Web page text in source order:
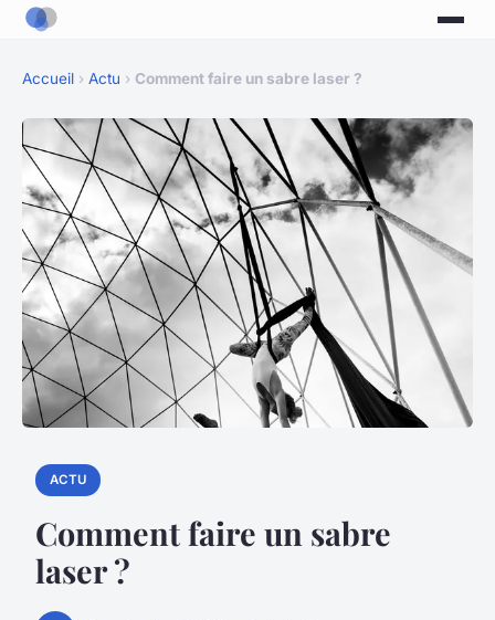
Accueil › Actu › Comment faire un sabre laser ?
ACTU
Comment faire un sabre
laser ?